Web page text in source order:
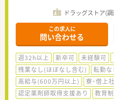
ドラッグストア(
この求人に
問い合わせる
週32h以上 新卒可 未経験可
残業なし(ほぼなし含む)
転勤な
高給与(600万円以上)
寮・借上
認定薬剤師取得支援あり
教育